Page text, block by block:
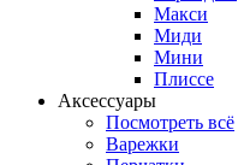
Макси
Миди
Мини
Плиссе
Аксессуары
Посмотреть всё
Варежки